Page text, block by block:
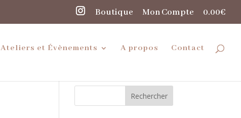
Boutique Mon Compte 0.00€
Ateliers et Évènements A propos Contact
Rechercher